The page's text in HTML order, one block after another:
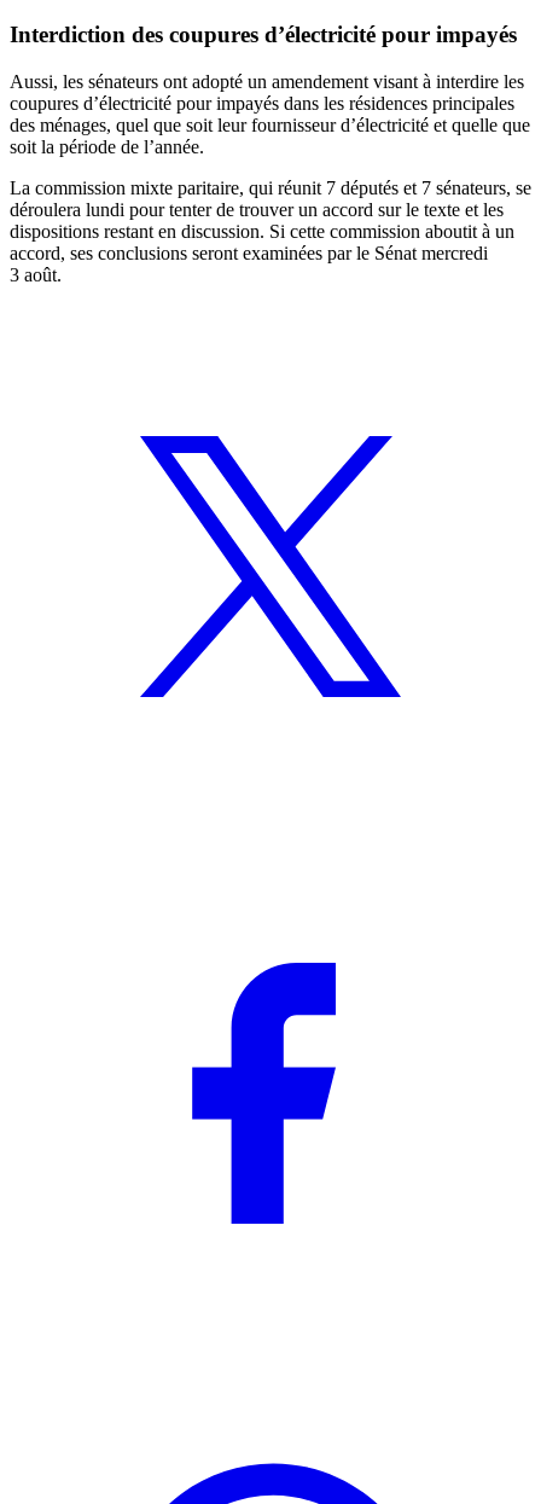
Interdiction des coupures d’électricité pour impayés
Aussi, les sénateurs ont adopté un amendement visant à interdire les
coupures d’électricité pour impayés dans les résidences principales
des ménages, quel que soit leur fournisseur d’électricité et quelle que
soit la période de l’année.
La commission mixte paritaire, qui réunit 7 députés et 7 sénateurs, se
déroulera lundi pour tenter de trouver un accord sur le texte et les
dispositions restant en discussion. Si cette commission aboutit à un
accord, ses conclusions seront examinées par le Sénat mercredi
3 août.